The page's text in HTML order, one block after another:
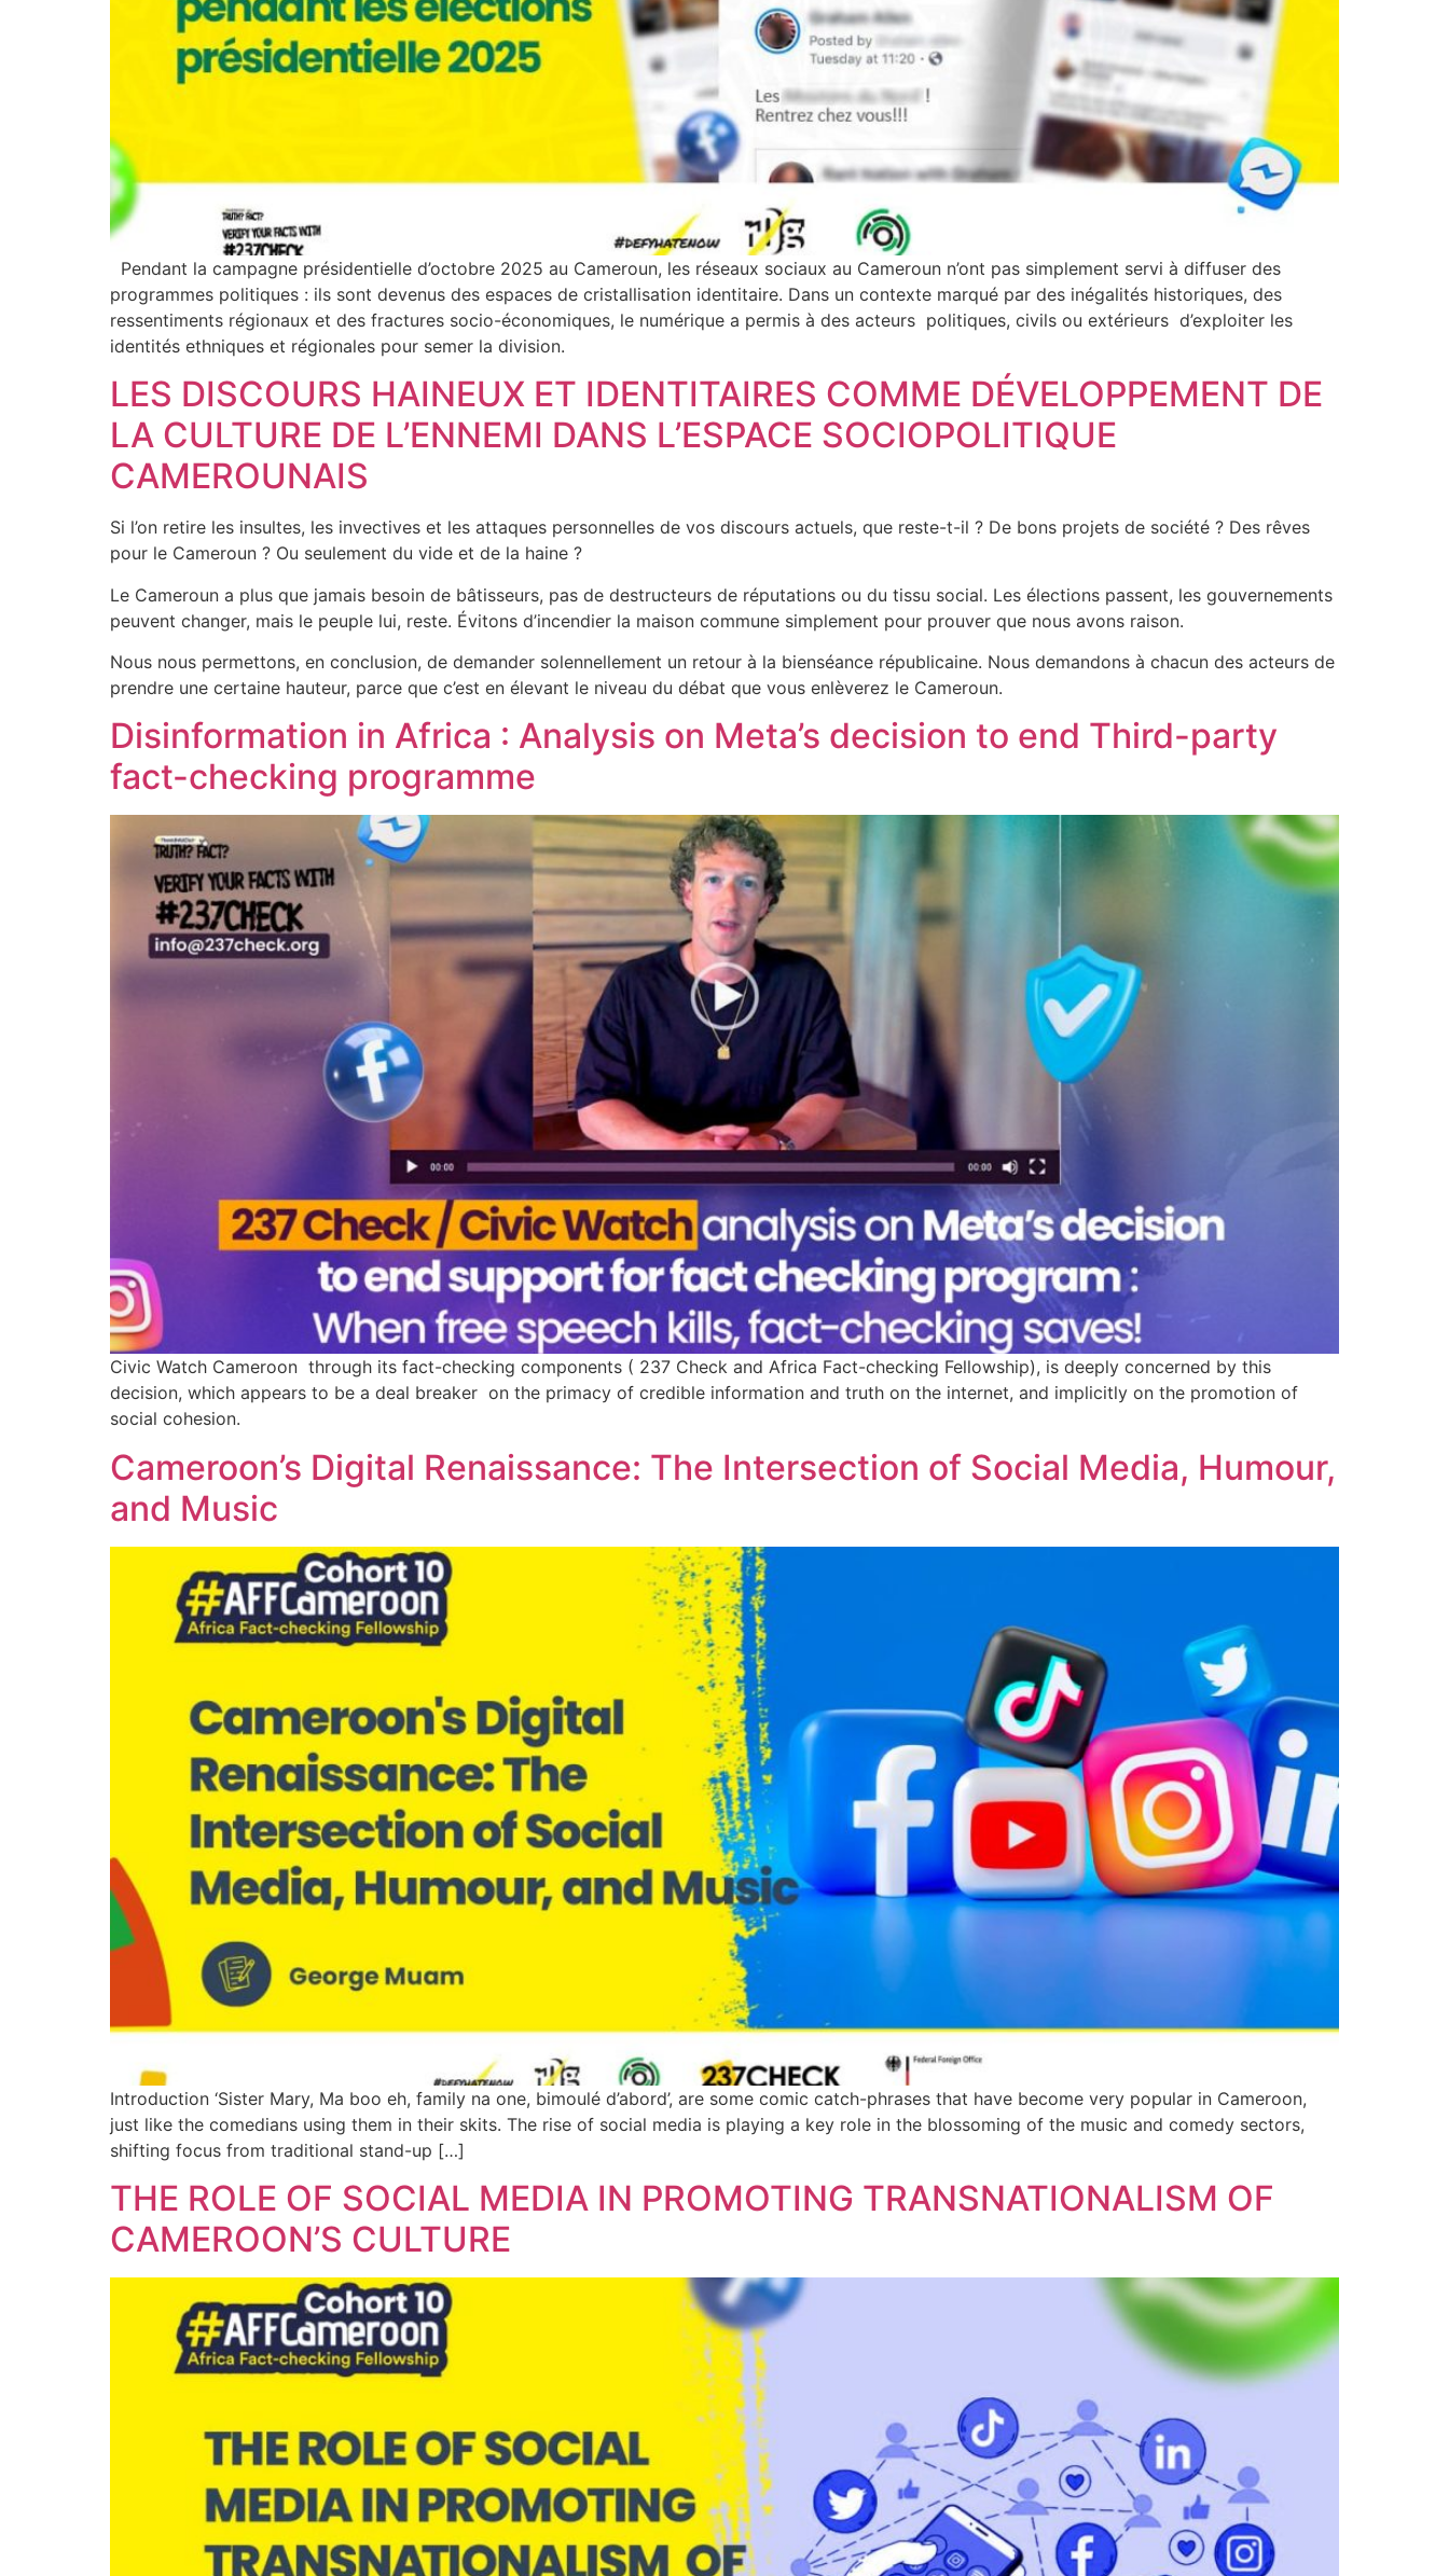
Pendant la campagne présidentielle d’octobre 2025 au Cameroun, les réseaux sociaux au Cameroun n’ont pas simplement servi à diffuser des
programmes politiques : ils sont devenus des espaces de cristallisation identitaire. Dans un contexte marqué par des inégalités historiques, des
ressentiments régionaux et des fractures socio-économiques, le numérique a permis à des acteurs politiques, civils ou extérieurs d’exploiter les
identités ethniques et régionales pour semer la division.
LES DISCOURS HAINEUX ET IDENTITAIRES COMME DÉVELOPPEMENT DE
LA CULTURE DE L’ENNEMI DANS L’ESPACE SOCIOPOLITIQUE
CAMEROUNAIS
Si l’on retire les insultes, les invectives et les attaques personnelles de vos discours actuels, que reste-t-il ? De bons projets de société ? Des rêves
pour le Cameroun ? Ou seulement du vide et de la haine ?
Le Cameroun a plus que jamais besoin de bâtisseurs, pas de destructeurs de réputations ou du tissu social. Les élections passent, les gouvernements
peuvent changer, mais le peuple lui, reste. Évitons d’incendier la maison commune simplement pour prouver que nous avons raison.
Nous nous permettons, en conclusion, de demander solennellement un retour à la bienséance républicaine. Nous demandons à chacun des acteurs de
prendre une certaine hauteur, parce que c’est en élevant le niveau du débat que vous enlèverez le Cameroun.
Disinformation in Africa : Analysis on Meta’s decision to end Third-party
fact-checking programme
Civic Watch Cameroon through its fact-checking components ( 237 Check and Africa Fact-checking Fellowship), is deeply concerned by this
decision, which appears to be a deal breaker on the primacy of credible information and truth on the internet, and implicitly on the promotion of
social cohesion.
Cameroon’s Digital Renaissance: The Intersection of Social Media, Humour,
and Music
Introduction ‘Sister Mary, Ma boo eh, family na one, bimoulé d’abord’, are some comic catch-phrases that have become very popular in Cameroon,
just like the comedians using them in their skits. The rise of social media is playing a key role in the blossoming of the music and comedy sectors,
shifting focus from traditional stand-up […]
THE ROLE OF SOCIAL MEDIA IN PROMOTING TRANSNATIONALISM OF
CAMEROON’S CULTURE